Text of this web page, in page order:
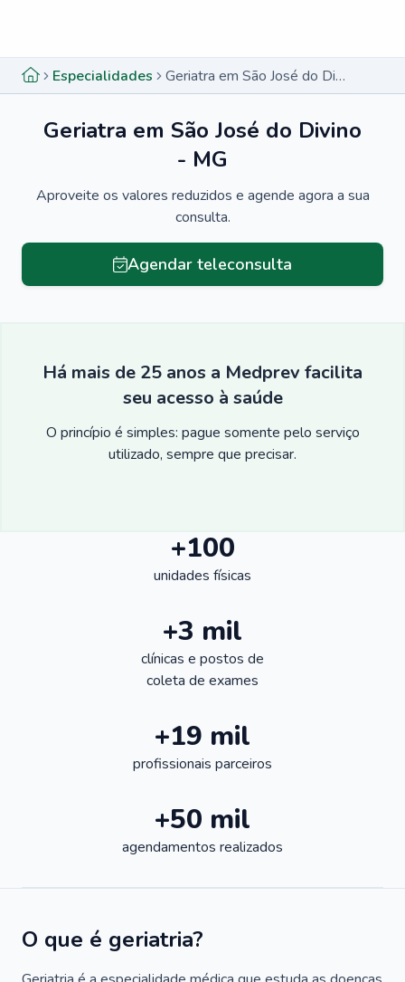
Especialidades Geriatra em São José do Divino - MG
Geriatra em São José do Divino
- MG
Aproveite os valores reduzidos e agende agora a sua
consulta.
Agendar teleconsulta
Há mais de 25 anos a Medprev facilita
seu acesso à saúde
O princípio é simples: pague somente pelo serviço
utilizado, sempre que precisar.
+100
unidades físicas
+3 mil
clínicas e postos de
coleta de exames
+19 mil
profissionais parceiros
+50 mil
agendamentos realizados
O que é geriatria?